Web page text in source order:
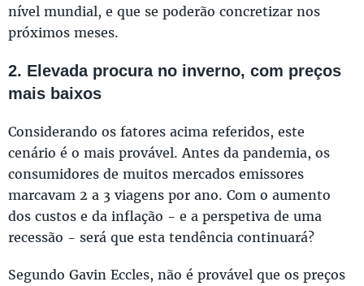
nível mundial, e que se poderão concretizar nos
próximos meses.
2. Elevada procura no inverno, com preços
mais baixos
Considerando os fatores acima referidos, este
cenário é o mais provável. Antes da pandemia, os
consumidores de muitos mercados emissores
marcavam 2 a 3 viagens por ano. Com o aumento
dos custos e da inflação - e a perspetiva de uma
recessão - será que esta tendência continuará?
Segundo Gavin Eccles, não é provável que os preços